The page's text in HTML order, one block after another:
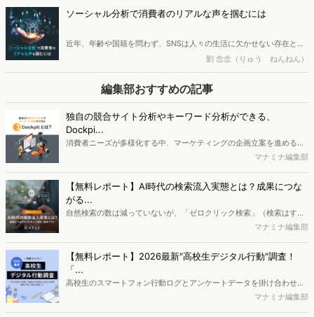
「ローカル愛」「EV車」に関する実態を調査しました。※調査レポー
トは記事末尾のフォームより無料でダウンロードいただけます。
ソーシャル分析で消費者のリアルな声を掴むには
近年、年齢や国籍を問わず、SNSは人々の生活に欠かせない存在とな
っています。SNSの口コミを活用して、マーケティング課題を解決す
るための調査方法は「ソーシャル分析」と呼ばれます。本記事では、
ソーシャル分析の定義と事例を紹介します。 （ソーシャルメディア分
析、ソーシャルリスニング、SNS分析は、本記事ではソーシャル分析
と総称します。）
劉 念念（りゅう ねんねん）
編集部おすすめの記事
独自の競合サイト分析やキーワード分析ができる、
Dockpi...
消費者ニーズが多様化する中、マーケティングの企画立案を進める上
で、競合分析や消費者分析の重要性がより高まっています。Web行動
データを活用し、Web上の消費者行動を起点とした競合サイト分析や
消費者分析が可能です。今回はDockpitならではの利便性の高い機能
や活用方法を解説します。
マナミナ編集部
【無料レポート】AI時代の検索流入実態とは？成果につな
がる...
自然検索の数は減っていないが、「ゼロクリック検索」（検索はする
がページには流入しない）の割合が増加しているのが、AI時代の検索
か、また、要因を理解した上で、成果に確実につながるコンテンツを
制作するにはどうするべきなのでしょうか。本レポートはこのような
疑問をお抱えのSEO・Webマーケティングご担当者様におすすめの内
容となっています。※本レポートは記事のフォームから無料でダウン
マナミナ編集部
【無料レポート】2026最新"高校生デジタル行動"調査！
「...
高校生のスマートフォン行動ログとアンケートデータを掛け合わせ、
最新の若年層（高校生）におけるデジタル行動実態やSNSの利用傾向
マナミナ編集部